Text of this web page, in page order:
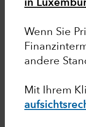
in
Wenn Sie
andere
Mit Ihrem